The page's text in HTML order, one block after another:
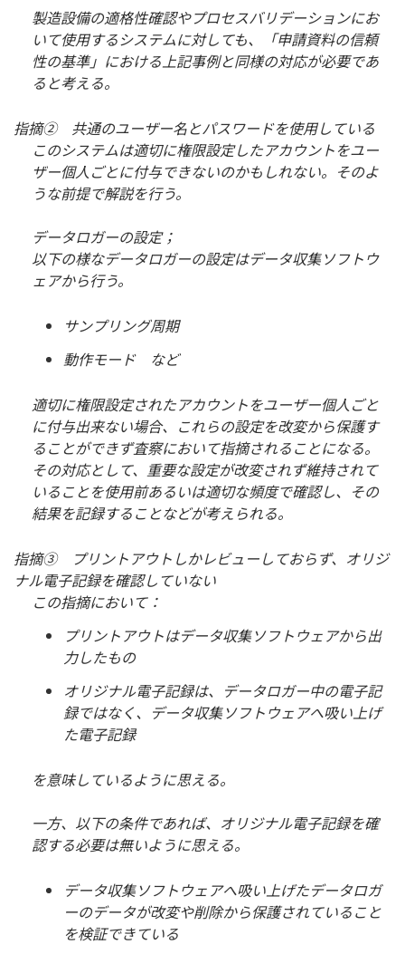
製造設備の適格性確認やプロセスバリデーションにお
いて使用するシステムに対しても、「申請資料の信頼
性の基準」における上記事例と同様の対応が必要であ
ると考える。
指摘② 共通のユーザー名とパスワードを使用している
このシステムは適切に権限設定したアカウントをユー
ザー個人ごとに付与できないのかもしれない。そのよ
うな前提で解説を行う。
データロガーの設定；
以下の様なデータロガーの設定はデータ収集ソフトウ
ェアから行う。
サンプリング周期
動作モード など
適切に権限設定されたアカウントをユーザー個人ごと
に付与出来ない場合、これらの設定を改変から保護す
ることができず査察において指摘されることになる。
その対応として、重要な設定が改変されず維持されて
いることを使用前あるいは適切な頻度で確認し、その
結果を記録することなどが考えられる。
指摘③ プリントアウトしかレビューしておらず、オリジ
ナル電子記録を確認していない
この指摘において：
プリントアウトはデータ収集ソフトウェアから出
力したもの
オリジナル電子記録は、データロガー中の電子記
録ではなく、データ収集ソフトウェアへ吸い上げ
た電子記録
を意味しているように思える。
一方、以下の条件であれば、オリジナル電子記録を確
認する必要は無いように思える。
データ収集ソフトウェアへ吸い上げたデータロガ
ーのデータが改変や削除から保護されていること
を検証できている